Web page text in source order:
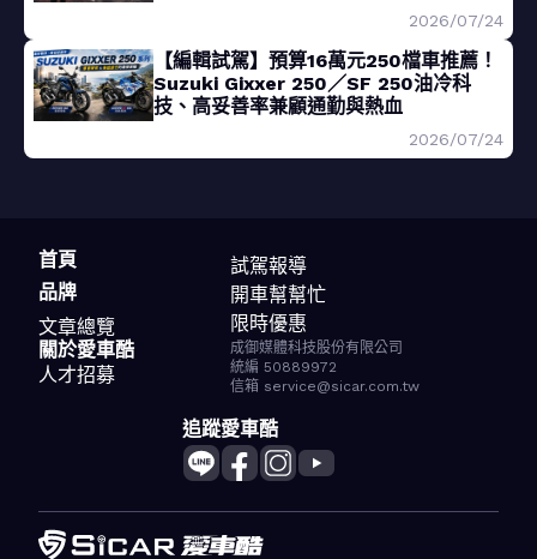
2026/07/24
【編輯試駕】預算16萬元250檔車推薦！
Suzuki Gixxer 250／SF 250油冷科
技、高妥善率兼顧通勤與熱血
2026/07/24
首頁
品牌
文章總覽
試駕報導
開車幫幫忙
限時優惠
關於愛車酷
人才招募
成御媒體科技股份有限公司
統編 50889972
信箱 service@sicar.com.tw
追蹤愛車酷